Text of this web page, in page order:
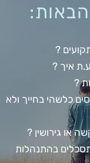
?
איך ?
?
כלשהי בחייך ולא
או גירושין ?
בהתנהלות